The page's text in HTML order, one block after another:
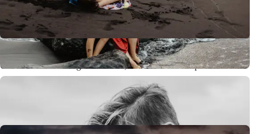
Cuando la sesión llegaba a su fin, el sol comenzó a ponerse hacia
el oeste, pintando el cielo en hermosos tonos. Este fue el
momento perfecto para las últimas tomas más mágicas.